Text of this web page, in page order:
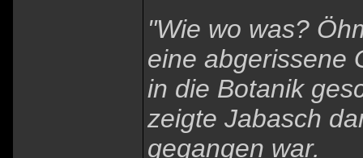
"Wie wo was?
eine abgerissene
in die Botanik
zeigte Jabasch
gegangen war.